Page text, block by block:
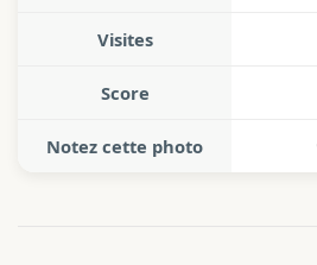
Visites
Score
Notez cette photo